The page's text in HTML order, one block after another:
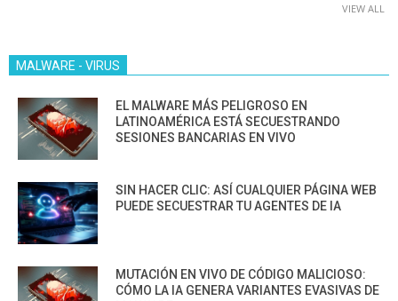
VIEW ALL
MALWARE - VIRUS
EL MALWARE MÁS PELIGROSO EN
LATINOAMÉRICA ESTÁ SECUESTRANDO
SESIONES BANCARIAS EN VIVO
SIN HACER CLIC: ASÍ CUALQUIER PÁGINA WEB
PUEDE SECUESTRAR TU AGENTES DE IA
MUTACIÓN EN VIVO DE CÓDIGO MALICIOSO:
CÓMO LA IA GENERA VARIANTES EVASIVAS DE